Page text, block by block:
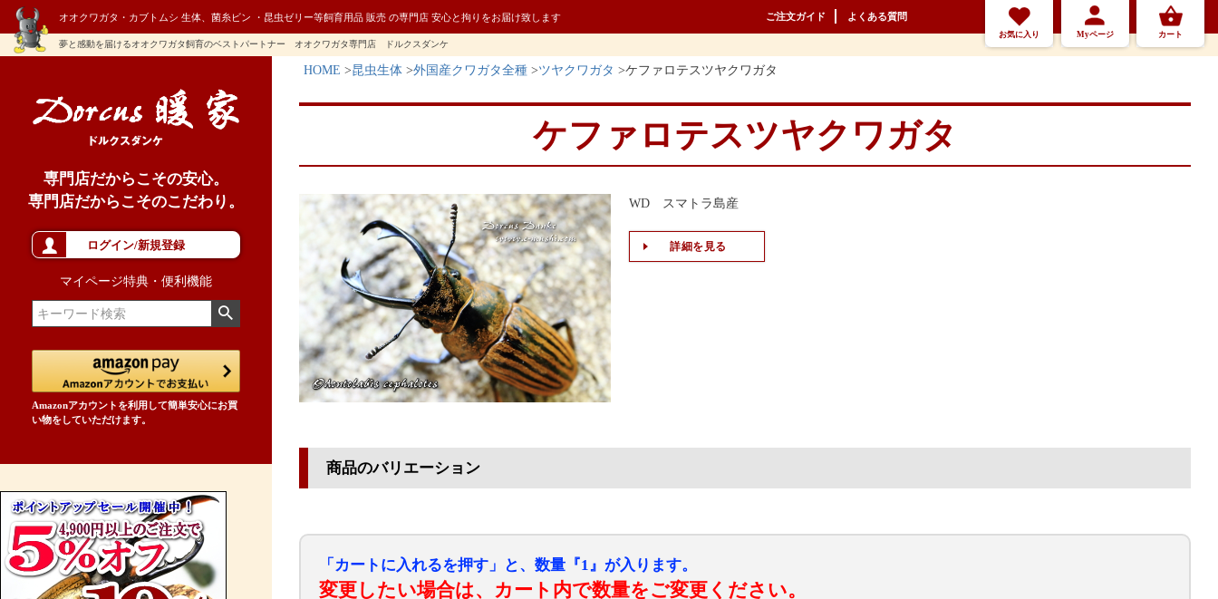
オオクワガタ・カブトムシ 生体、菌糸ビン ・昆虫ゼリー等飼育用品 販売 の専門店 安心と拘りをお届け致します ご注文ガイド よくある質問
夢と感動を届けるオオクワガタ飼育のベストパートナー オオクワガタ専門店 ドルクスダンケ
お気に入り Myページ カート
専門店だからこその安心。
専門店だからこそのこだわり。
ログイン/新規登録
マイページ特典・便利機能
Amazonアカウントを利用して簡単安心にお買
い物をしていただけます。
HOME 昆虫生体 外国産クワガタ全種 ツヤクワガタ ケファロテスツヤクワガタ
ケファロテスツヤクワガタ
WD スマトラ島産
詳細を見る
商品のバリエーション
「カートに入れるを押す」と、数量『1』が入ります。
変更したい場合は、カート内で数量をご変更ください。